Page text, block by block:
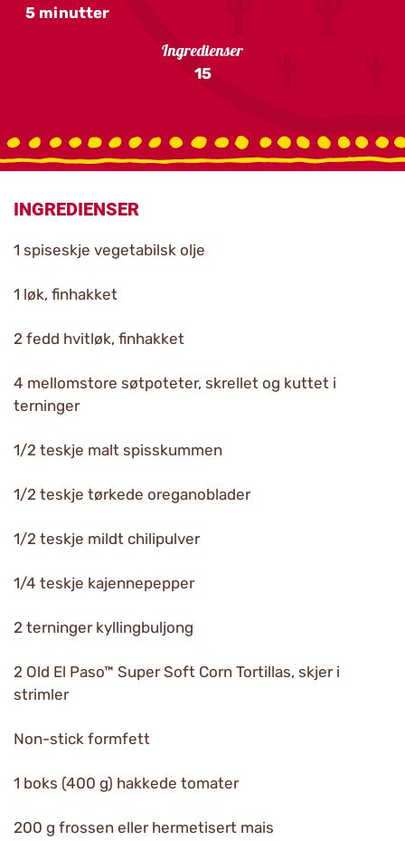
5 minutter
Ingredienser
15
INGREDIENSER
1 spiseskje vegetabilsk olje
1 løk, finhakket
2 fedd hvitløk, finhakket
4 mellomstore søtpoteter, skrellet og kuttet i
terninger
1/2 teskje malt spisskummen
1/2 teskje tørkede oreganoblader
1/2 teskje mildt chilipulver
1/4 teskje kajennepepper
2 terninger kyllingbuljong
2 Old El Paso™ Super Soft Corn Tortillas, skjer i
strimler
Non-stick formfett
1 boks (400 g) hakkede tomater
200 g frossen eller hermetisert mais